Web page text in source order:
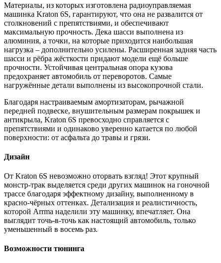
Материалы, из которых изготовлена радиоуправляемая
машинка Kraton 6S, гарантируют, что она не развалится от
столкновений с препятствиями, и обеспечивают
максимальную прочность. Дека шасси выполнена из
алюминия, а точки, на которые приходится наибольшая
нагрузка – дополнительно усилены. Расширенная задняя часть
шасси и рёбра жёсткости придают модели ещё больше
прочности. Устойчивая центральная опора кузова
предохраняет автомобиль от переворотов. Самые
нагружённые детали выполнены из высокопрочной стали.
Благодаря настраиваемым амортизаторам, рычажной
передней подвеске, внушительным размерам покрышек и
антикрыла, Kraton 6S превосходно справляется с
препятствиями и одинаково уверенно катается по любой
поверхности: от асфальта до травы и грязи.
Дизайн
От Kraton 6S невозможно оторвать взгляд! Этот крупный
монстр-трак выделяется среди других машинок на гоночной
трассе благодаря эффектному дизайну, выполненному в
красно-чёрных оттенках. Детализация и реалистичность,
которой Arrma наделили эту машинку, впечатляет. Она
выглядит точь-в-точь как настоящий автомобиль, только
уменьшенный в восемь раз.
Возможности тюнинга